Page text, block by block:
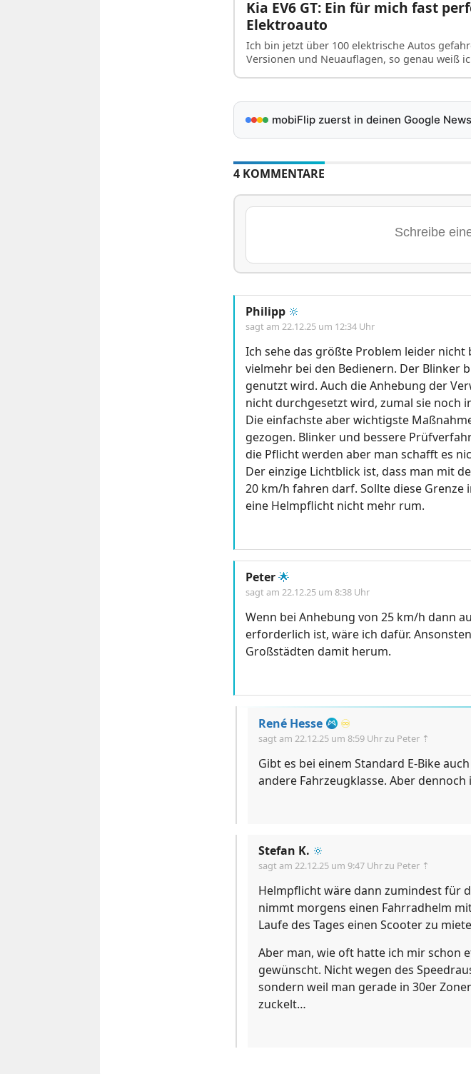
Kia EV6 GT: Ein für mich fast
Elektroauto
Ich bin jetzt über 100 elektrische Autos
Versionen und Neuauflagen, so genau weiß
mobiFlip zuerst in deinen Google News
4 KOMMENTARE
Philipp 🔆
sagt am 22.12.25 um 12:34 Uhr
Ich sehe das größte Problem leider
vielmehr bei den Bedienern. Der
genutzt wird. Auch die Anhebung der
nicht durchgesetzt wird, zumal sie noch
Die einfachste aber wichtigste
gezogen. Blinker und bessere
die Pflicht werden aber man schafft es
Der einzige Lichtblick ist, dass man mit
20 km/h fahren darf. Sollte diese
eine Helmpflicht nicht mehr rum.
Peter🌟
sagt am 22.12.25 um 8:38 Uhr
Wenn bei Anhebung von 25 km/h dann
erforderlich ist, wäre ich dafür.
Großstädten damit herum.
René Hesse ♾️
sagt am 22.12.25 um 8:59 Uhrzu Peter ⇡
Gibt es bei einem Standard E-Bike
andere Fahrzeugklasse. Aber
Stefan K. 🔆
sagt am 22.12.25 um 9:47 Uhrzu Peter ⇡
Helmpflicht wäre dann zumindest für
nimmt morgens einen Fahrradhelm
Laufe des Tages einen Scooter zu
Aber man, wie oft hatte ich mir schon
gewünscht. Nicht wegen des
sondern weil man gerade in 30er
zuckelt…